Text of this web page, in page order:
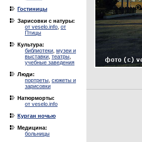
Гостиницы
Зарисовки с натуры:
от veselo.info от
Птицы
Культура:
библиотеки музеи и
выставки театры
учебные заведения
Люди:
портреты сюжеты и
зарисовки
Натюрморты:
от veselo.info
Курган ночью
Медицина:
больницы